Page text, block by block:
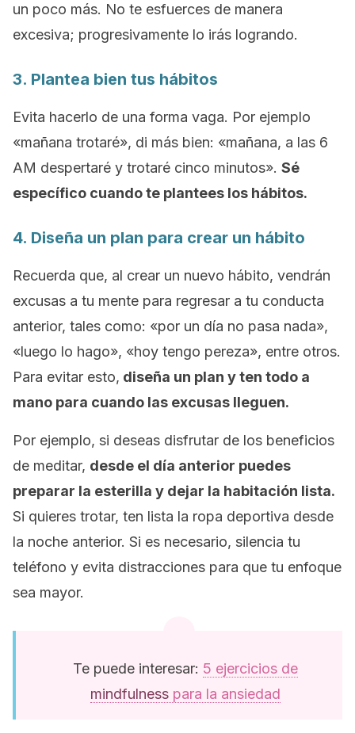
un poco más. No te esfuerces de manera
excesiva; progresivamente lo irás logrando.
3. Plantea bien tus hábitos
Evita hacerlo de una forma vaga. Por ejemplo
«mañana trotaré», di más bien: «mañana, a las 6
AM despertaré y trotaré cinco minutos». Sé
específico cuando te plantees los hábitos.
4. Diseña un plan para crear un hábito
Recuerda que, al crear un nuevo hábito, vendrán
excusas a tu mente para regresar a tu conducta
anterior, tales como: «por un día no pasa nada»,
«luego lo hago», «hoy tengo pereza», entre otros.
Para evitar esto, diseña un plan y ten todo a
mano para cuando las excusas lleguen.
Por ejemplo, si deseas disfrutar de los beneficios
de meditar, desde el día anterior puedes
preparar la esterilla y dejar la habitación lista.
Si quieres trotar, ten lista la ropa deportiva desde
la noche anterior. Si es necesario, silencia tu
teléfono y evita distracciones para que tu enfoque
sea mayor.
Te puede interesar: 5 ejercicios de
mindfulness para la ansiedad